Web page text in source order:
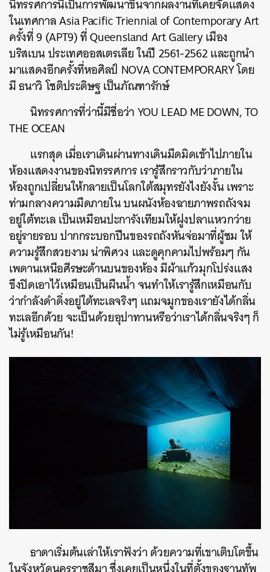
นิทรรศการนี้เป็นการพัฒนาขึ้นจากผลงานที่เคยจัดแสดง
ในเทศกาล Asia Pacific Triennial of Contemporary Art
ครั้งที่ 9 (APT9) ที่ Queensland Art Gallery เมือง
บริสเบน ประเทศออสเตรเลีย ในปี 2561-2562 และถูกนำ
มาแสดงอีกครั้งที่หอศิลป์ NOVA CONTEMPORARY โดย
มี ธนาวิ โชติประดิษฐ เป็นภัณฑารักษ์
นิทรรศการที่ว่านี้มีชื่อว่า YOU LEAD ME DOWN, TO
THE OCEAN
แรกสุด เมื่อเราเดินผ่านทางเดินมืดมิดเข้าไปภายใน
ห้องแสดงงานของนิทรรศการ เรารู้สึกราวกับว่าภายใน
ห้องถูกเปลี่ยนให้กลายเป็นโลกใต้สมุทรยังไงยังงั้น เพราะ
ท่ามกลางความมืดภายใน บนผนังห้องฉายภาพรถถังจม
อยู่ใต้ทะเล เป็นเหมือนปะการังเทียมให้ฝูงปลาแหวกว่าย
อยู่รายรอบ ปากกระบอกปืนของรถถังหันจ่อมาที่ผู้ชม ให้
ความรู้สึกสวยงาม น่าพิศวง และดูคุกคามไปพร้อมๆ กัน
เพดานเหนือศีรษะด้านบนของห้อง มีผ้าแก้วมุกโปร่งแสง
ขึงปิดเอาไว้เหมือนเป็นผืนน้ำ จนทำให้เรารู้สึกเหมือนกับ
ว่ากำลังดำดิ่งอยู่ใต้ทะเลจริงๆ แถมจมูกของเรายังได้กลิ่น
ทะเลอีกด้วย จะเป็นด้วยอุปาทานหรือว่าเราได้กลิ่นจริงๆ ก็
ไม่รู้เหมือนกัน!
ธาดาเริ่มต้นเล่าให้เราฟังว่า ด้วยความที่เขาเติบโตขึ้น